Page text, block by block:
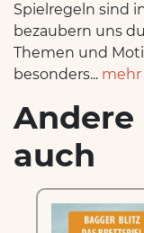
Spielregeln sind
bezaubern uns
Themen und
besonders... mehr
auch